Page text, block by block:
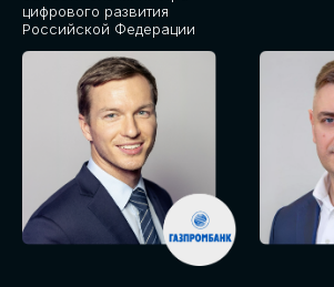
цифрового развития
Российской Федерации